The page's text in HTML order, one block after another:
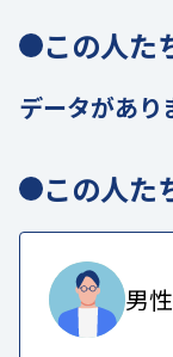
この人た
データがあり
この人た
男性